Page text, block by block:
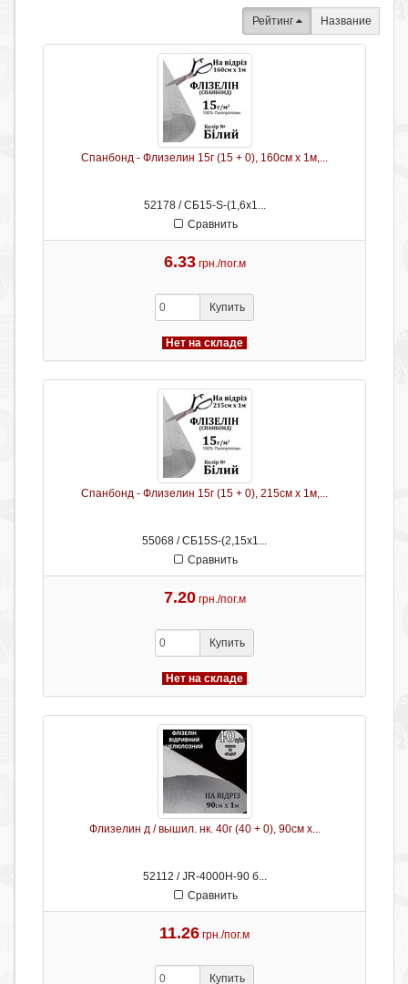
Рейтинг Название
Спанбонд - Флизелин 15г (15 + 0), 160см х 1м,...
52178 / СБ15-S-(1,6х1...
Сравнить
6.33 грн./пог.м
Купить
Нет на складе
Спанбонд - Флизелин 15г (15 + 0), 215см х 1м,...
55068 / СБ15S-(2,15х1...
Сравнить
7.20 грн./пог.м
Купить
Нет на складе
Флизелин д / вышил. нк. 40г (40 + 0), 90см х...
52112 / JR-4000H-90 б...
Сравнить
11.26 грн./пог.м
Купить